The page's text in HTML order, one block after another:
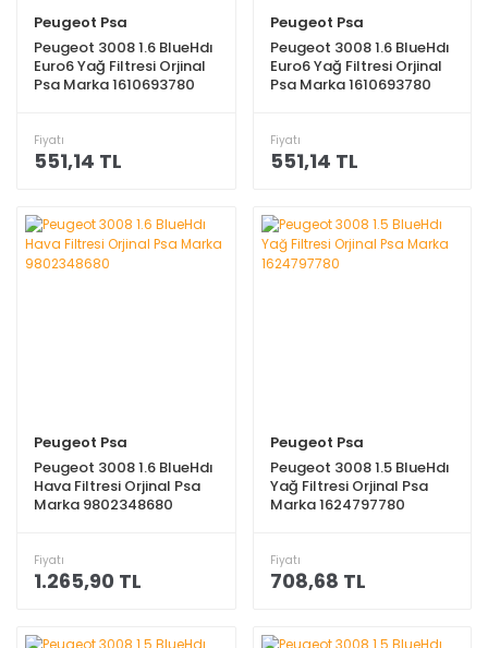
Peugeot Psa
Peugeot 3008 1.6 BlueHdı
Euro6 Yağ Filtresi Orjinal
Psa Marka 1610693780
Fiyatı
551,14 TL
Peugeot Psa
Peugeot 3008 1.6 BlueHdı
Euro6 Yağ Filtresi Orjinal
Psa Marka 1610693780
Fiyatı
551,14 TL
Peugeot Psa
Peugeot 3008 1.6 BlueHdı
Hava Filtresi Orjinal Psa
Marka 9802348680
Fiyatı
1.265,90 TL
Peugeot Psa
Peugeot 3008 1.5 BlueHdı
Yağ Filtresi Orjinal Psa
Marka 1624797780
Fiyatı
708,68 TL